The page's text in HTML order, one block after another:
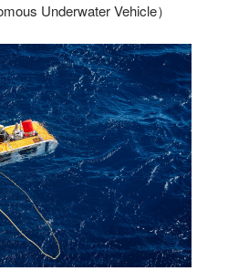
Underwater Vehicle）